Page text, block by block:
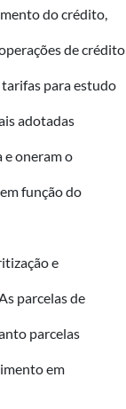
do crédito,
de crédito
para estudo
adotadas
e oneram o
função do
e
parcelas de
parcelas
em